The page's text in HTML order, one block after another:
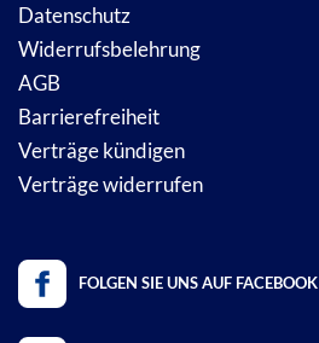
Datenschutz
Widerrufsbelehrung
AGB
Barrierefreiheit
Verträge kündigen
Verträge widerrufen
FOLGEN SIE UNS AUF FACEBOOK